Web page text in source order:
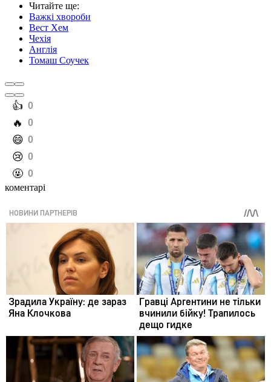
Читайте ще:
Важкі хвороби
Вест Хем
Чехія
Англія
Томаш Соучек
️👍 0
️🔥 0
️😄 0
️😢 0
️🤬 0
коментарі